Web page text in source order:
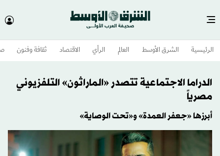
الرئيسية الشرق الأوسط​ العالم الرأي الاقتصاد ثقافة وفنون
الدراما الاجتماعية تتصدر «الماراثون» التلفزيوني
مصرياً
أبرزها «جعفر العمدة» و«تحت الوصاية»